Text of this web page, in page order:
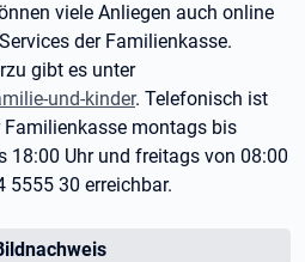
viele Anliegen auch online
der Familienkasse.
gibt es unter
und-kinder. Telefonisch ist
montags bis
18:00 Uhr und freitags von 08:00
5555 30 erreichbar.